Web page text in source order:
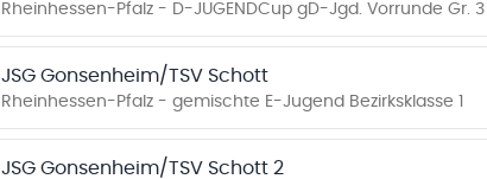
Rheinhessen-Pfalz - D-JUGENDCup gD-Jgd. Vorrunde Gr. 3
JSG Gonsenheim/TSV Schott
Rheinhessen-Pfalz - gemischte E-Jugend Bezirksklasse 1
JSG Gonsenheim/TSV Schott 2